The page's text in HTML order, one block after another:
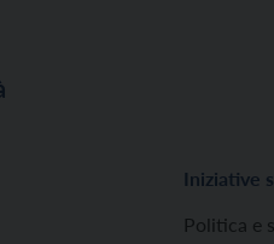
Iniziative
Politica e